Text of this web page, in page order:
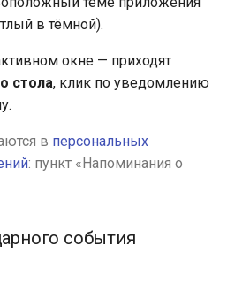
в тёмной).
окне — приходят
стола, клик по уведомлению
в персональных
: пункт «Напоминания о
события